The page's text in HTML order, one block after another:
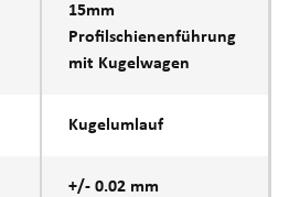
15mm
Profilschienenführung
mit Kugelwagen
Kugelumlauf
+/- 0.02 mm